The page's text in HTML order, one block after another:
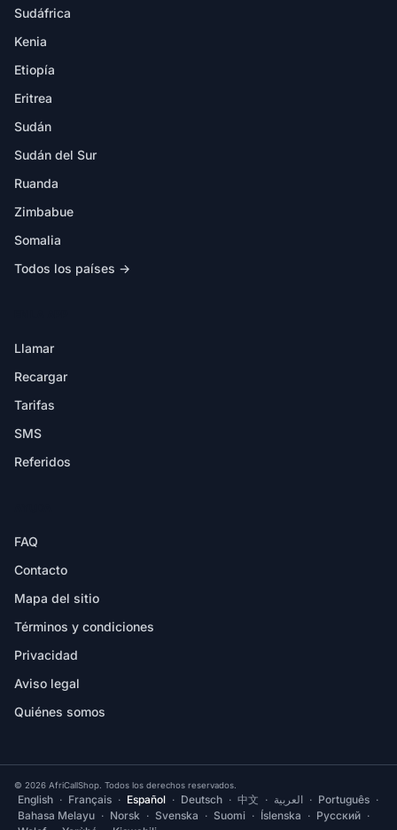
Sudáfrica
Kenia
Etiopía
Eritrea
Sudán
Sudán del Sur
Ruanda
Zimbabue
Somalia
Todos los países →
Llamar
Recargar
Tarifas
SMS
Referidos
FAQ
Contacto
Mapa del sitio
Términos y condiciones
Privacidad
Aviso legal
Quiénes somos
© 2026 AfriCallShop. Todos los derechos reservados.
English · Français · Español · Deutsch · 中文 · العربية · Português ·
Bahasa Melayu · Norsk · Svenska · Suomi · Íslenska · Русский ·